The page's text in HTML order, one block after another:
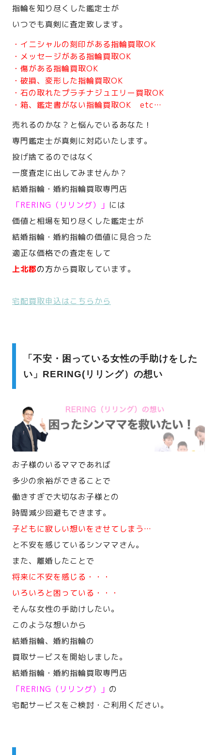
指輪を知り尽くした鑑定士が
いつでも真剣に査定致します。
・イニシャルの刻印がある指輪買取OK
・メッセージがある指輪買取OK
・傷がある指輪買取OK
・破損、変形した指輪買取OK
・石の取れたプラチナジュエリー買取OK
・箱、鑑定書がない指輪買取OK etc…
売れるのかな？と悩んでいるあなた！
専門鑑定士が真剣に対応いたします。
投げ捨てるのではなく
一度査定に出してみませんか？
結婚指輪・婚約指輪買取専門店
「RERING（リリング）」 には
価値と相場を知り尽くした鑑定士が
結婚指輪・婚約指輪の価値に見合った
適正な価格での査定をして
上北郡の方から買取しています。
宅配買取申込はこちらから
「不安・困っている女性の手助けをした
い」RERING(リリング）の想い
お子様のいるママであれば
多少の余裕ができることで
働きすぎで大切なお子様との
時間減少回避もできます。
子どもに寂しい想いをさせてしまう…
と不安を感じているシンママさん。
また、離婚したことで
将来に不安を感じる・・・
いろいろと困っている・・・
そんな女性の手助けしたい。
このような想いから
結婚指輪、婚約指輪の
買取サービスを開始しました。
結婚指輪・婚約指輪買取専門店
「RERING（リリング）」 の
宅配サービスをご検討・ご利用ください。